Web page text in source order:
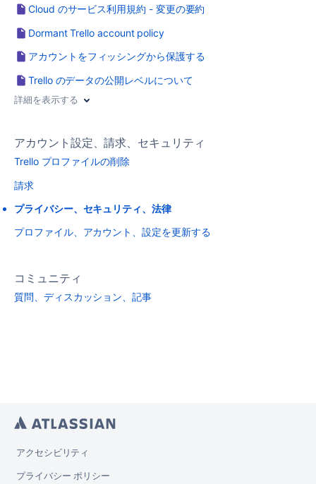
Cloud のサービス利用規約 - 変更の要約
Dormant Trello account policy
アカウントをフィッシングから保護する
Trello のデータの公開レベルについて
詳細を表示する
アカウント設定、請求、セキュリティ
Trello プロファイルの削除
請求
プライバシー、セキュリティ、法律
プロファイル、アカウント、設定を更新する
コミュニティ
質問、ディスカッション、記事
アクセシビリティ
プライバシー ポリシー